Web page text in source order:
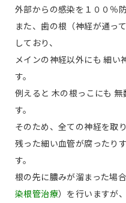
外部からの感染を１００％
また、歯の根（神経が通っ
しており、
メインの神経以外にも 細い
す。
例えると 木の根っこにも
す。
そのため、全ての神経を取
残った細い血管が腐ったり
す。
根の先に膿みが溜まった場
染根管治療）を行いますが、